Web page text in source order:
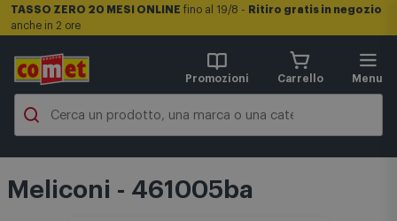
TASSO ZERO 20 MESI ONLINE fino al 19/8 - Ritiro gratis in negozio
anche in 2 ore
Promozioni Carrello Menu
Meliconi - 461005ba